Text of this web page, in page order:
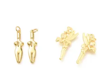
producto
tiene